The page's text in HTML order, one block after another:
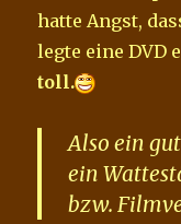
hatte Angst,
legte eine DVD
toll.
Also ein
ein
bzw.